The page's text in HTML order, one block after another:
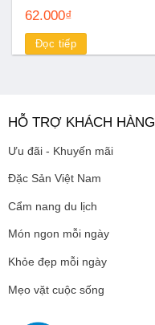
62.000₫
Đọc tiếp
HỖ TRỢ KHÁCH HÀNG
Ưu đãi - Khuyến mãi
Đặc Sản Việt Nam
Cẩm nang du lịch
Món ngon mỗi ngày
Khỏe đẹp mỗi ngày
Mẹo vặt cuộc sống